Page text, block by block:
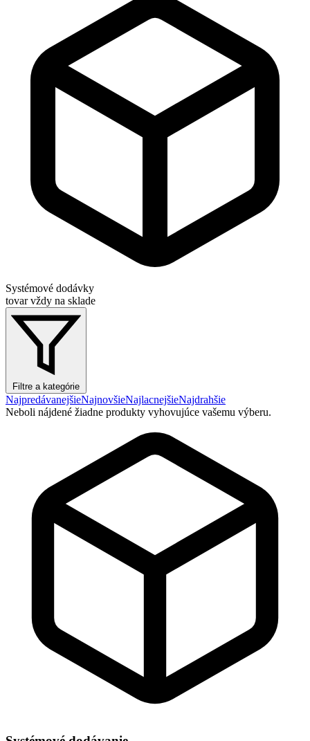
Systémové dodávky
tovar vždy na sklade
Filtre a kategórie
NajpredávanejšieNajnovšieNajlacnejšieNajdrahšie
Neboli nájdené žiadne produkty vyhovujúce vašemu výberu.